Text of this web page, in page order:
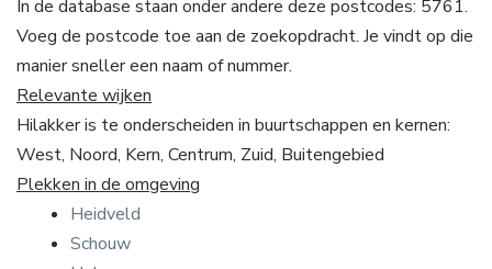
In de database staan onder andere deze postcodes: 5761.
Voeg de postcode toe aan de zoekopdracht. Je vindt op die
manier sneller een naam of nummer.
Relevante wijken
Hilakker is te onderscheiden in buurtschappen en kernen:
West, Noord, Kern, Centrum, Zuid, Buitengebied
Plekken in de omgeving
Heidveld
Schouw